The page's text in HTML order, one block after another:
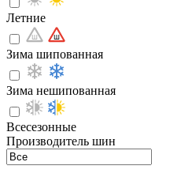
Летние
Зима шипованная
Зима нешипованная
Всесезонные
Производитель шин